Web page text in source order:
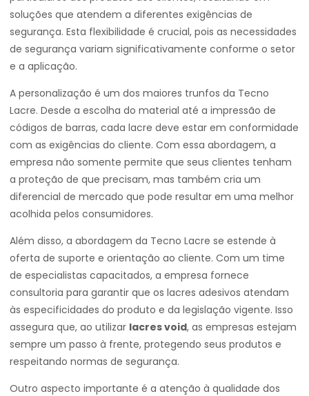
soluções que atendem a diferentes exigências de
segurança. Esta flexibilidade é crucial, pois as necessidades
de segurança variam significativamente conforme o setor
e a aplicação.
A personalização é um dos maiores trunfos da Tecno
Lacre. Desde a escolha do material até a impressão de
códigos de barras, cada lacre deve estar em conformidade
com as exigências do cliente. Com essa abordagem, a
empresa não somente permite que seus clientes tenham
a proteção de que precisam, mas também cria um
diferencial de mercado que pode resultar em uma melhor
acolhida pelos consumidores.
Além disso, a abordagem da Tecno Lacre se estende à
oferta de suporte e orientação ao cliente. Com um time
de especialistas capacitados, a empresa fornece
consultoria para garantir que os lacres adesivos atendam
às especificidades do produto e da legislação vigente. Isso
assegura que, ao utilizar lacres void, as empresas estejam
sempre um passo à frente, protegendo seus produtos e
respeitando normas de segurança.
Outro aspecto importante é a atenção à qualidade dos